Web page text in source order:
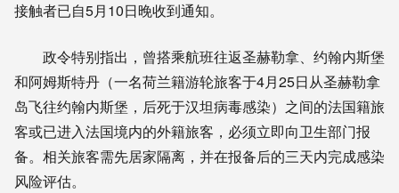
接触者已自5月10日晚收到通知。
政令特别指出，曾搭乘航班往返圣赫勒拿、约翰内斯堡
和阿姆斯特丹（一名荷兰籍游轮旅客于4月25日从圣赫勒拿
岛飞往约翰内斯堡，后死于汉坦病毒感染）之间的法国籍旅
客或已进入法国境内的外籍旅客，必须立即向卫生部门报
备。相关旅客需先居家隔离，并在报备后的三天内完成感染
风险评估。